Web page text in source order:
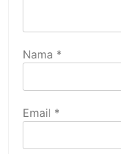
Nama *
Email *